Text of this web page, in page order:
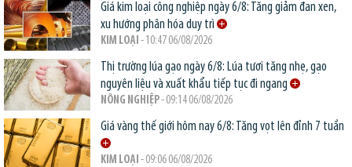
Giá kim loại công nghiệp ngày 6/8: Tăng giảm đan xen,
xu hướng phân hóa duy trì
KIM LOẠI - 10:47 06/08/2026
Thị trường lúa gạo ngày 6/8: Lúa tươi tăng nhẹ, gạo
nguyên liệu và xuất khẩu tiếp tục đi ngang
NÔNG NGHIỆP- 09:14 06/08/2026
Giá vàng thế giới hôm nay 6/8: Tăng vọt lên đỉnh 7 tuần
KIM LOẠI - 09:06 06/08/2026